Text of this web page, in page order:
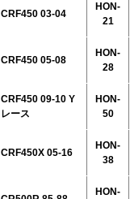
CRF450 03-04
HON-
21
CRF450 05-08
HON-
28
CRF450 09-10 Y
レース
HON-
50
CRF450X 05-16
HON-
38
HON-